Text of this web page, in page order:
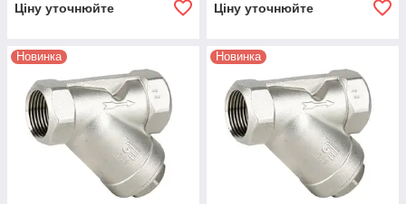
Ціну уточнюйте Ціну уточнюйте
Новинка Новинка